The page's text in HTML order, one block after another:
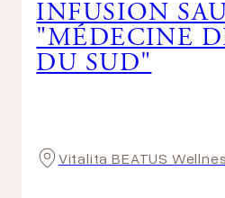
INFUSION
"MÉDECINE
DU SUD"
Vitalita BEATUS